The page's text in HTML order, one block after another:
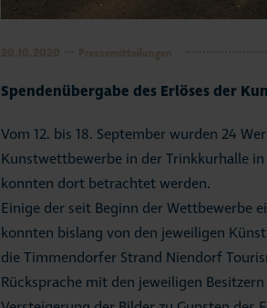
Spendenübergabe des Erlöses der
Vom 12. bis 18. September wurden 24
Kunstwettbewerbe in der Trinkkurhalle
konnten dort betrachtet werden.
Einige der seit Beginn der Wettbewerbe
konnten bislang von den jeweiligen
die Timmendorfer Strand Niendorf
Rücksprache mit den jeweiligen